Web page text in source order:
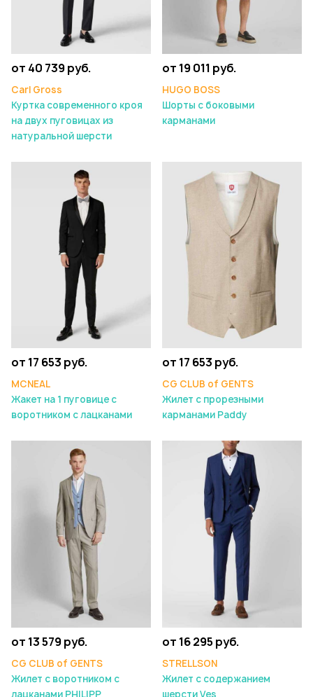
от 40 739 руб.
Carl Gross
Куртка современного кроя
на двух пуговицах из
натуральной шерсти
от 19 011 руб.
HUGO BOSS
Шорты с боковыми
карманами
от 17 653 руб.
MCNEAL
Жакет на 1 пуговице с
воротником с лацканами
от 17 653 руб.
CG CLUB of GENTS
Жилет с прорезными
карманами Paddy
от 13 579 руб.
CG CLUB of GENTS
Жилет с воротником с
лацканами PHILIPP
от 16 295 руб.
STRELLSON
Жилет с содержанием
шерсти Ves